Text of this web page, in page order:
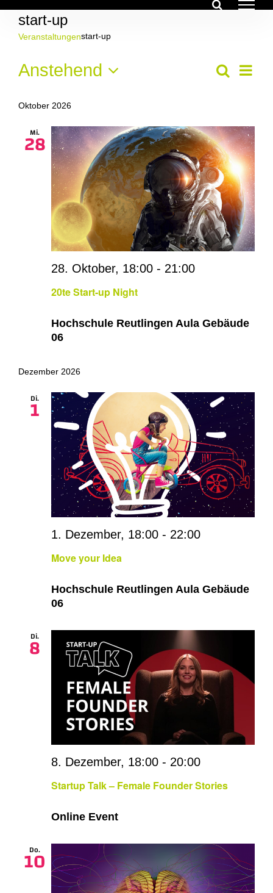
Inhalt
springen
start-up
Veranstaltungenstart-up
Veranstaltungen
und
Suche
Liste
Anstehend
wählen.
Oktober 2026
Mi.
28
20te Start-up Night
28. Oktober, 18:00 - 21:00
Hochschule Reutlingen Aula Gebäude
06
Dezember 2026
Di.
1
Move your Idea
1. Dezember, 18:00 - 22:00
Hochschule Reutlingen Aula Gebäude
06
Di.
8
Startup Talk – Female Founder Stories
8. Dezember, 18:00 - 20:00
Online Event
Do.
10